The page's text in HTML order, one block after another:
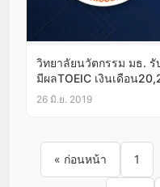
วิทยาลัยนวัตกรรม มธ.
มีผลTOEIC เงินเดือน
26 มิ.ย. 2019
Posts pagination
« ก่อนหน้า 1